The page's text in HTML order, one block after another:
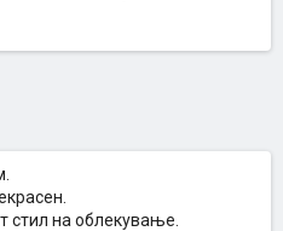
стил на облекување.